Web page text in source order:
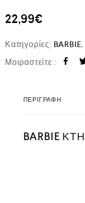
22,99€
Κατηγορίες: BARBIE,
Μοιραστείτε :
ΠΕΡΙΓΡΑΦΉ
BARBIE